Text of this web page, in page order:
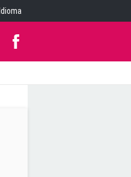
Idioma